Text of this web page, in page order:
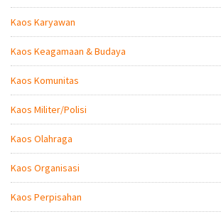
Kaos Karyawan
Kaos Keagamaan & Budaya
Kaos Komunitas
Kaos Militer/Polisi
Kaos Olahraga
Kaos Organisasi
Kaos Perpisahan